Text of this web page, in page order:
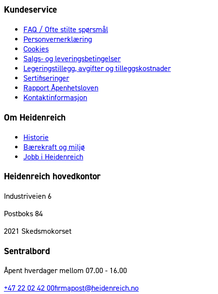
Kundeservice
FAQ / Ofte stilte spørsmål
Personvernerklæring
Cookies
Salgs- og leveringsbetingelser
Legeringstillegg, avgifter og tilleggskostnader
Sertifiseringer
Rapport Åpenhetsloven
Kontaktinformasjon
Om Heidenreich
Historie
Bærekraft og miljø
Jobb i Heidenreich
Heidenreich hovedkontor
Industriveien 6
Postboks 84
2021 Skedsmokorset
Sentralbord
Åpent hverdager mellom 07.00 - 16.00
+47 22 02 42 00firmapost@heidenreich.no